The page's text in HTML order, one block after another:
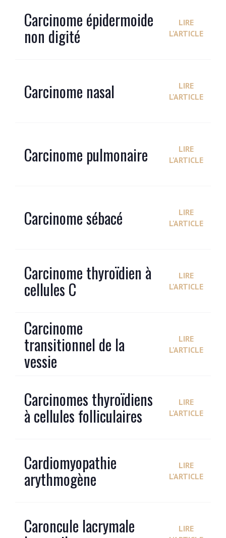
Carcinome épidermoide
non digité
LIRE
L'ARTICLE
Carcinome nasal
LIRE
L'ARTICLE
Carcinome pulmonaire
LIRE
L'ARTICLE
Carcinome sébacé
LIRE
L'ARTICLE
Carcinome thyroïdien à
cellules C
LIRE
L'ARTICLE
Carcinome
transitionnel de la
vessie
LIRE
L'ARTICLE
Carcinomes thyroïdiens
à cellules folliculaires
LIRE
L'ARTICLE
Cardiomyopathie
arythmogène
LIRE
L'ARTICLE
Caroncule lacrymale
LIRE